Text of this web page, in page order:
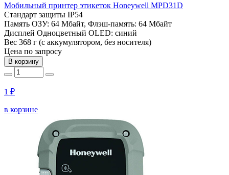
Мобильный принтер этикеток Honeywell MPD31D
Стандарт защиты IP54
Память ОЗУ: 64 Мбайт, Флэш-память: 64 Мбайт
Дисплей Одноцветный OLED: синий
Вес 368 г (с аккумулятором, без носителя)
Цена по запросу
В корзину
1 ₽
в корзине